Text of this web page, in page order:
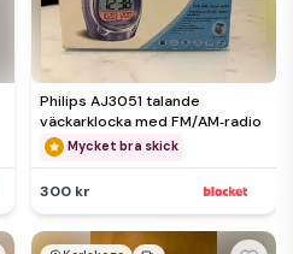
Philips AJ3051 talande
väckarklocka med FM/AM‑radio
Mycket bra skick
300 kr